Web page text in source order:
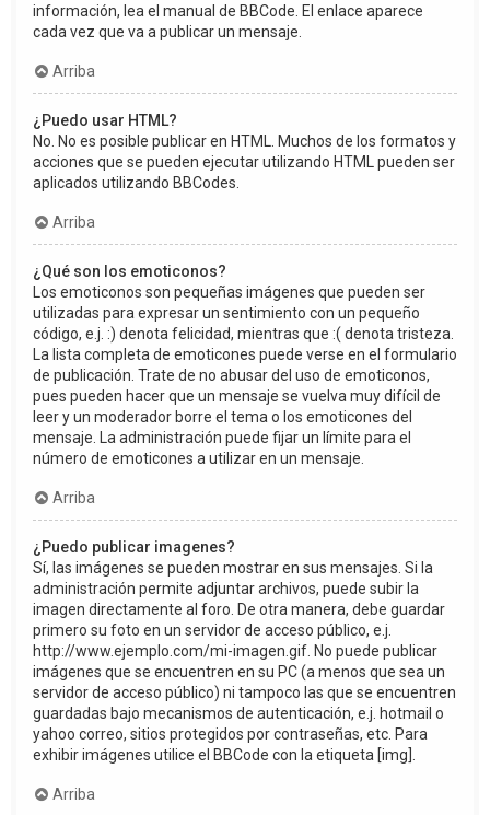
información, lea el manual de BBCode. El enlace aparece
cada vez que va a publicar un mensaje.
Arriba
¿Puedo usar HTML?
No. No es posible publicar en HTML. Muchos de los formatos y
acciones que se pueden ejecutar utilizando HTML pueden ser
aplicados utilizando BBCodes.
Arriba
¿Qué son los emoticonos?
Los emoticonos son pequeñas imágenes que pueden ser
utilizadas para expresar un sentimiento con un pequeño
código, e.j. :) denota felicidad, mientras que :( denota tristeza.
La lista completa de emoticones puede verse en el formulario
de publicación. Trate de no abusar del uso de emoticonos,
pues pueden hacer que un mensaje se vuelva muy difícil de
leer y un moderador borre el tema o los emoticones del
mensaje. La administración puede fijar un límite para el
número de emoticones a utilizar en un mensaje.
Arriba
¿Puedo publicar imagenes?
Sí, las imágenes se pueden mostrar en sus mensajes. Si la
administración permite adjuntar archivos, puede subir la
imagen directamente al foro. De otra manera, debe guardar
primero su foto en un servidor de acceso público, e.j.
http://www.ejemplo.com/mi-imagen.gif. No puede publicar
imágenes que se encuentren en su PC (a menos que sea un
servidor de acceso público) ni tampoco las que se encuentren
guardadas bajo mecanismos de autenticación, e.j. hotmail o
yahoo correo, sitios protegidos por contraseñas, etc. Para
exhibir imágenes utilice el BBCode con la etiqueta [img].
Arriba